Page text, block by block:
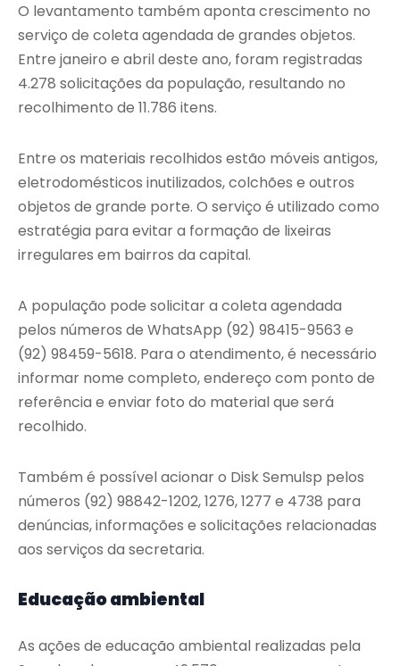
O levantamento também aponta crescimento no
serviço de coleta agendada de grandes objetos.
Entre janeiro e abril deste ano, foram registradas
4.278 solicitações da população, resultando no
recolhimento de 11.786 itens.
Entre os materiais recolhidos estão móveis antigos,
eletrodomésticos inutilizados, colchões e outros
objetos de grande porte. O serviço é utilizado como
estratégia para evitar a formação de lixeiras
irregulares em bairros da capital.
A população pode solicitar a coleta agendada
pelos números de WhatsApp (92) 98415-9563 e
(92) 98459-5618. Para o atendimento, é necessário
informar nome completo, endereço com ponto de
referência e enviar foto do material que será
recolhido.
Também é possível acionar o Disk Semulsp pelos
números (92) 98842-1202, 1276, 1277 e 4738 para
denúncias, informações e solicitações relacionadas
aos serviços da secretaria.
Educação ambiental
As ações de educação ambiental realizadas pela